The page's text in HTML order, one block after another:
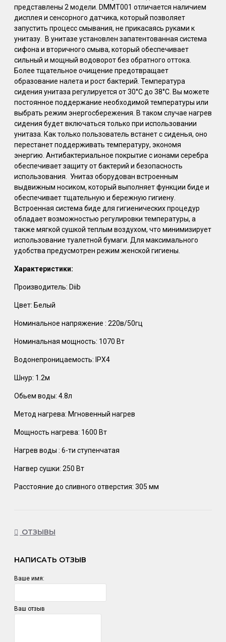
представлены 2 модели. DMMT001 отличается наличием
дисплея и сенсорного датчика, который позволяет
запустить процесс смывания, не прикасаясь руками к
унитазу. В унитазе установлен запатентованная система
сифона и вторичного смыва, который обеспечивает
сильный и мощный водоворот без обратного оттока.
Более тщательное очищение предотвращает
образование налета и рост бактерий. Температура
сидения унитаза регулируется от 30°С до 38°С. Вы можете
постоянное поддержание необходимой температуры или
выбрать режим энергосбережения. В таком случае нагрев
сидения будет включаться только при использовании
унитаза. Как только пользователь встанет с сиденья, оно
перестанет поддерживать температуру, экономя
энергию. Антибактериальное покрытие с ионами серебра
обеспечивает защиту от бактерий и безопасность
использования. Унитаз оборудован встроенным
выдвижным носиком, который выполняет функции биде и
обеспечивает тщательную и бережную гигиену.
Встроенная система биде для гигиенических процедур
обладает возможностью регулировки температуры, а
также мягкой сушкой теплым воздухом, что минимизирует
использование туалетной бумаги. Для максимального
удобства предусмотрен режим женской гигиены.
Характеристики:
Производитель: Diib
Цвет: Белый
Номинальное напряжение : 220в/50гц
Номинальная мощность: 1070 Вт
Водонепроницаемость: IPX4
Шнур: 1.2м
Обьем воды: 4.8л
Метод нагрева: Мгновенный нагрев
Мощность нагрева: 1600 Вт
Нагрев воды : 6-ти ступенчатая
Нагвер сушки: 250 Вт
Расстояние до сливного отверстия: 305 мм
ОТЗЫВЫ
НАПИСАТЬ ОТЗЫВ
Ваше имя:
Ваш отзыв